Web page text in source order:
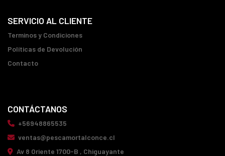
SERVICIO AL CLIENTE
Terminos y Condiciones
Políticas de Devolución
Contacto
CONTÁCTANOS
+56948865535
ventas@pescamortalconce.cl
Av 8 Oriente 1700-B , Chiguayante